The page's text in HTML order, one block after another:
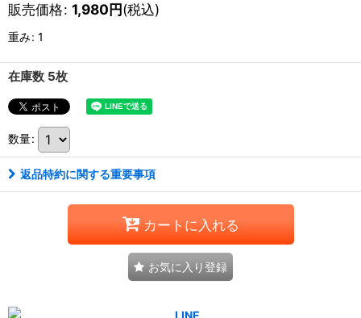
販売価格: 1,980円(税込)
重み: 1
在庫数 5枚
数量:
返品特約に関する重要事項
カートに入れる
お気に入り登録